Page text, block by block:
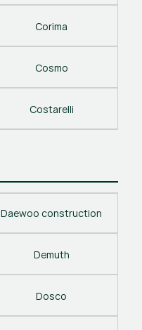
Corima
Cosmo
Costarelli
Daewoo construction
Demuth
Dosco